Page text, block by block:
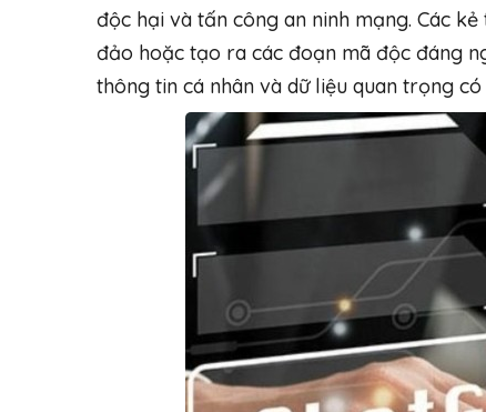
độc hại và tấn công an ninh mạng. Các
đảo hoặc tạo ra các đoạn mã độc đáng
thông tin cá nhân và dữ liệu quan trọng